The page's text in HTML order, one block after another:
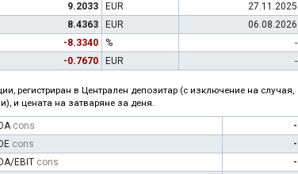
9.2033 EUR
27.11.2025
8.4363 EUR
06.08.2026
-8.3340 %
-
-0.7670 EUR -
регистриран в Централен депозитар (с изключение на случая,
и цената на затваряне за деня.
cons
-
cons
-
EBIT cons
-